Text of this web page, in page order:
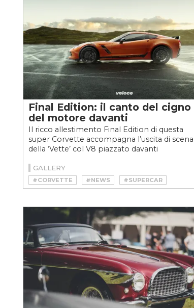
Final Edition: il canto del cigno
del motore davanti
Il ricco allestimento Final Edition di questa
super Corvette accompagna l’uscita di scena
della ‘Vette’ col V8 piazzato davanti
GALLERY
#CORVETTE #NEWS
#SUPERCAR
#TRACKDAY
#Z06